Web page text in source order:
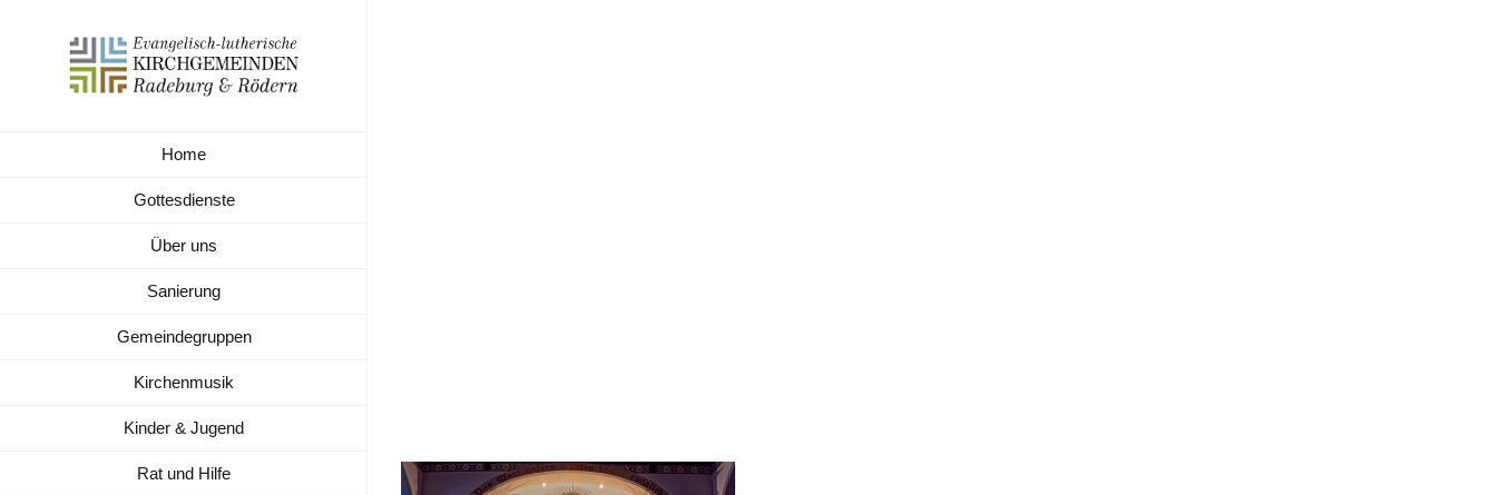
Home
Gottesdienste
Über uns
Sanierung
Gemeindegruppen
Kirchenmusik
Kinder & Jugend
Rat und Hilfe